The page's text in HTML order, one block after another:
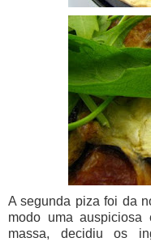
A segunda piza foi da
modo uma
massa, decidiu os